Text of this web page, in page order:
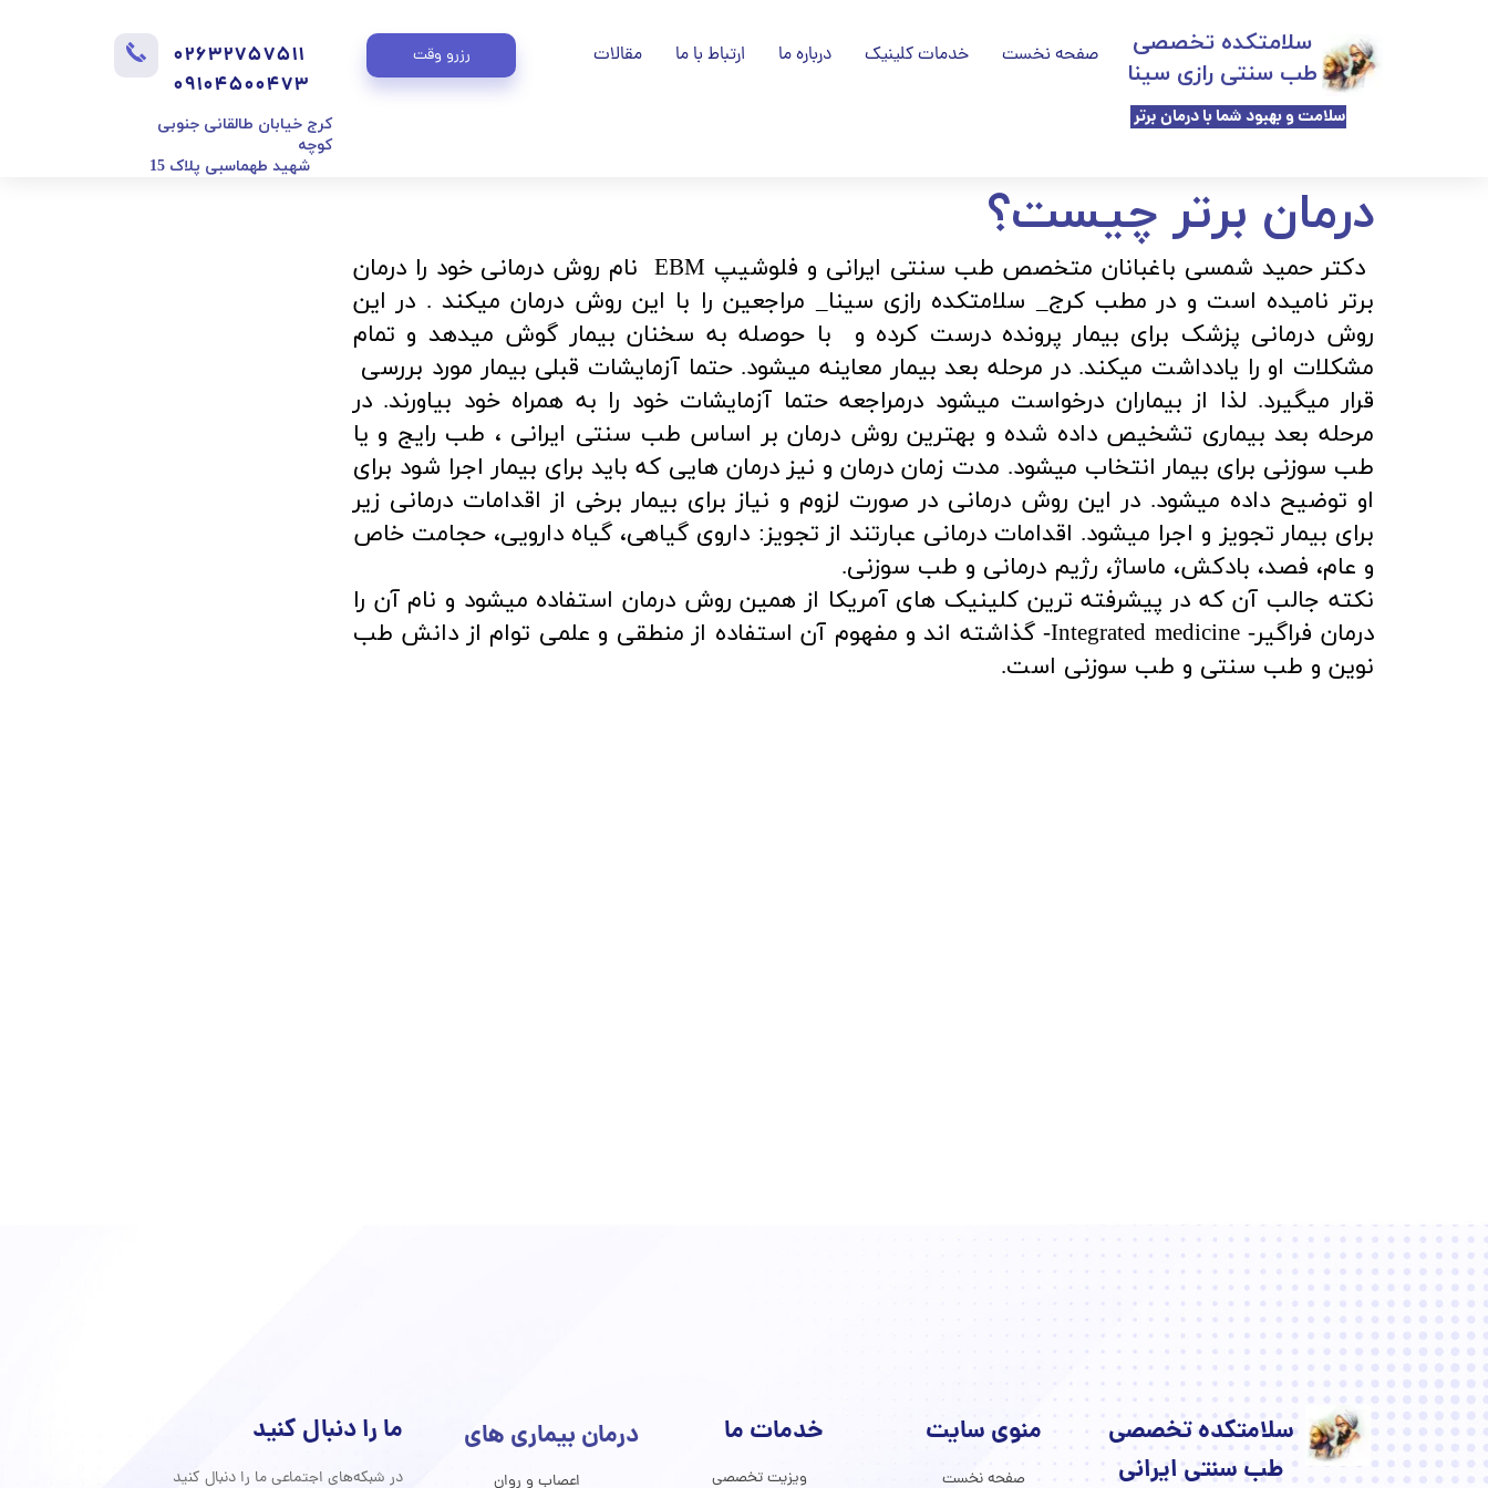
صفحه نخست خدمات کلینیک درباره ما ارتباط با ما مقالات
سلامت و بهبود شما با درمان برتر
​​​​سلامتکده تخصصی
طب سنتی رازی سینا
رزرو وقت
02632757511
​​​​​​​09104500473
​کرج خیابان طالقانی جنوبی
کوچه
شهید طهماسبی پلاک 15
​درمان برتر چیست؟
دکتر حمید شمسی باغبانان متخصص طب سنتی ایرانی و فلوشیپ EBM نام روش درمانی خود را درمان
برتر نامیده است و در مطب کرج_ سلامتکده رازی سینا_ مراجعین را با این روش درمان میکند . در این
روش درمانی پزشک برای بیمار پرونده درست کرده و با حوصله به سخنان بیمار گوش میدهد و تمام
مشکلات او را یادداشت میکند. در مرحله بعد بیمار معاینه میشود. حتما آزمایشات قبلی بیمار مورد بررسی
قرار میگیرد. لذا از بیماران درخواست میشود درمراجعه حتما آزمایشات خود را به همراه خود بیاورند. در
مرحله بعد بیماری تشخیص داده شده و بهترین روش درمان بر اساس طب سنتی ایرانی ، طب رایج و یا
طب سوزنی برای بیمار انتخاب میشود. مدت زمان درمان و نیز درمان هایی که باید برای بیمار اجرا شود برای
او توضیح داده میشود. در این روش درمانی در صورت لزوم و نیاز برای بیمار برخی از اقدامات درمانی زیر
برای بیمار تجویز و اجرا میشود. اقدامات درمانی عبارتند از تجویز: داروی گیاهی، گیاه دارویی، حجامت خاص
و عام، فصد، بادکش، ماساژ، رژیم درمانی و طب سوزنی.
نکته جالب آن که در پیشرفته ترین کلینیک های آمریکا از همین روش درمان استفاده میشود و نام آن را
درمان فراگیر-
Integrated medicine- گذاشته اند و مفهوم آن استفاده از منطقی و علمی توام از دانش طب
نوین و طب سنتی و طب سوزنی است.
سلامتکده تخصصی
طب سنتی ایرانی
منوی سایت
صفحه نخست در شبکه‌های اجتماعی ما را دنبال کنید
ما را دنبال کنید خدمات ما
ویزیت تخصصی اعصاب و روان
​​​درمان بیماری های